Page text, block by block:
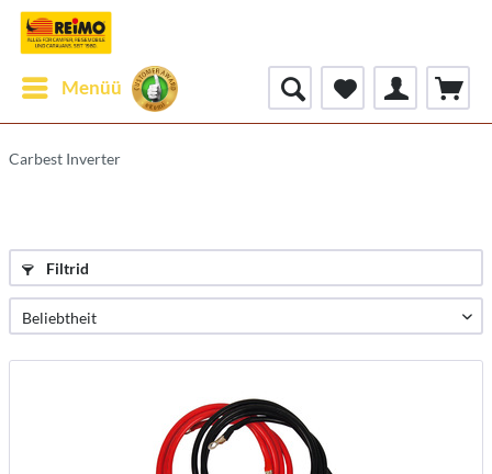
Menüü
Carbest Inverter
Filtrid